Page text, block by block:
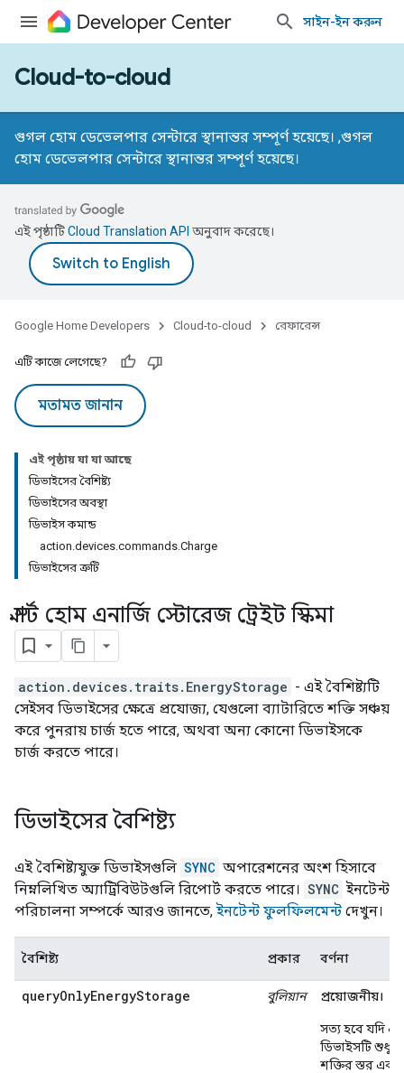
সাইন-ইন করুন
Cloud-to-cloud
গুগল হোম ডেভেলপার সেন্টারে স্থানান্তর সম্পূর্ণ হয়েছে। ,গুগল
হোম ডেভেলপার সেন্টারে স্থানান্তর সম্পূর্ণ হয়েছে।
এই পৃষ্ঠাটিCloud Translation API অনুবাদ করেছে।
Google Home Developers Cloud-to-cloud রেফারেন্স
এটি কাজে লেগেছে?
মতামত জানান
এই পৃষ্ঠায় যা যা আছে
ডিভাইসের বৈশিষ্ট্য
ডিভাইসের অবস্থা
ডিভাইস কমান্ড
action.devices.commands.Charge
ডিভাইসের ত্রুটি
স্মার্ট হোম এনার্জি স্টোরেজ ট্রেইট স্কিমা
action.devices.traits.EnergyStorage - এই বৈশিষ্ট্যটি
সেইসব ডিভাইসের ক্ষেত্রে প্রযোজ্য, যেগুলো ব্যাটারিতে শক্তি সঞ্চয়
করে পুনরায় চার্জ হতে পারে, অথবা অন্য কোনো ডিভাইসকে
চার্জ করতে পারে।
ডিভাইসের বৈশিষ্ট্য
এই বৈশিষ্ট্যযুক্ত ডিভাইসগুলি SYNC অপারেশনের অংশ হিসাবে
নিম্নলিখিত অ্যাট্রিবিউটগুলি রিপোর্ট করতে পারে। SYNC ইনটেন্ট
পরিচালনা সম্পর্কে আরও জানতে,ইনটেন্ট ফুলফিলমেন্ট দেখুন।
বৈশিষ্ট্য প্রকার বর্ণনা
queryOnlyEnergyStorage বুলিয়ান প্রয়োজনীয়।
সত্য হবে যদি এই
ডিভাইসটি
শক্তির স্তর এবং